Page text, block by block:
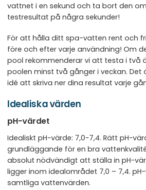
vattnet i en sekund och ta bort den
testresultat på några sekunder!
För att hålla ditt spa-vatten rent och
före och efter varje användning! Om
pool rekommenderar vi att testa i två
poolen minst två gånger i veckan. Det
idé att skriva ner dina resultat varje
Idealiska värden
pH-värdet
Idealiskt pH-värde: 7,0-7,4. Rätt pH-
grundläggande för en bra
absolut nödvändigt att ställa in pH-
ligger inom idealområdet 7,0 – 7,4.
samtliga vattenvärden.